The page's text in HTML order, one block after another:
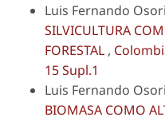
Luis Fernando
SILVICULTURA
FORESTAL ,
15 Supl.1
Luis Fernando
BIOMASA COMO